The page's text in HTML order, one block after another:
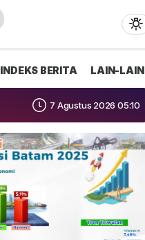
INDEKS BERITA LAIN-LAIN
7 Agustus 2026 05:10